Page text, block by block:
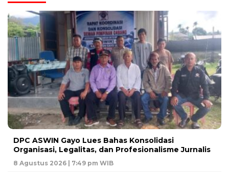
DPC ASWIN Gayo Lues Bahas Konsolidasi
Organisasi, Legalitas, dan Profesionalisme Jurnalis
8 Agustus 2026 | 7:49 pm WIB